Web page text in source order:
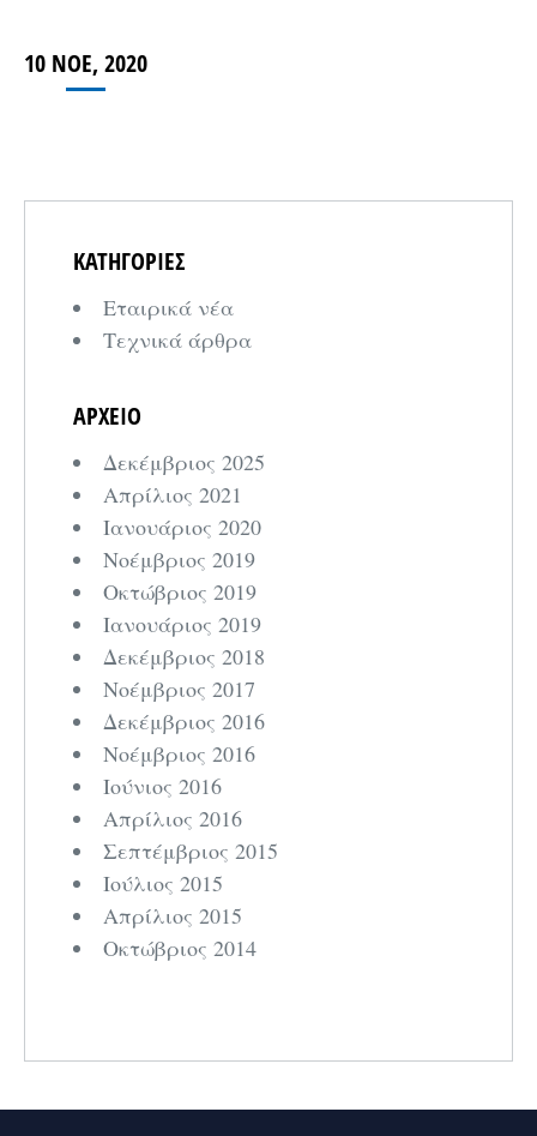
10 ΝΟΈ, 2020
ΚΑΤΗΓΟΡΙΕΣ
Εταιρικά νέα
Τεχνικά άρθρα
ΑΡΧΕΙΟ
Δεκέμβριος 2025
Απρίλιος 2021
Ιανουάριος 2020
Νοέμβριος 2019
Οκτώβριος 2019
Ιανουάριος 2019
Δεκέμβριος 2018
Νοέμβριος 2017
Δεκέμβριος 2016
Νοέμβριος 2016
Ιούνιος 2016
Απρίλιος 2016
Σεπτέμβριος 2015
Ιούλιος 2015
Απρίλιος 2015
Οκτώβριος 2014